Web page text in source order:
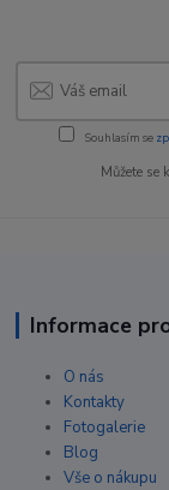
Souhlasím se
Můžete
Informace
O nás
Kontakty
Fotogalerie
Blog
Vše o nákupu